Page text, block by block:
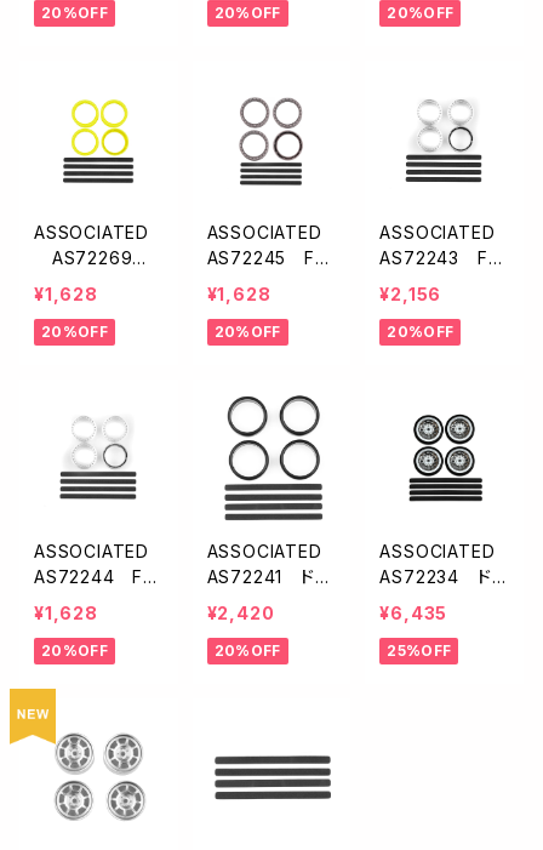
スプレート【シル
20%OFF
スプレート【ホワ
20%OFF
【ブラック】
20%OFF
ASSOCIATED
AS72269 F
T アジャスタブ
ルホイール・リム
【イエロー】
¥1,628
20%OFF
ASSOCIATED
AS72245 FT
アジャスタブル
ホイール・リム
【ブロンズ】
¥1,628
20%OFF
ASSOCIATED
AS72243 FT
アジャスタブル
ホイール・リム
【シルバー】
¥2,156
20%OFF
ASSOCIATED
AS72244 FT
アジャスタブル
ホイール・リム
【ホワイト】
¥1,628
20%OFF
ASSOCIATED
AS72241 ドリ
フトタイヤ【DC1
¥2,420
20%OFF
ASSOCIATED
AS72234 ドリ
フト用ホイール
＆タイヤ・シルバ
ー【DC10 RTR】
¥6,435
25%OFF